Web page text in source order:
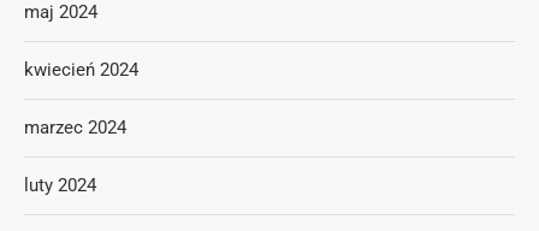
maj 2024
kwiecień 2024
marzec 2024
luty 2024